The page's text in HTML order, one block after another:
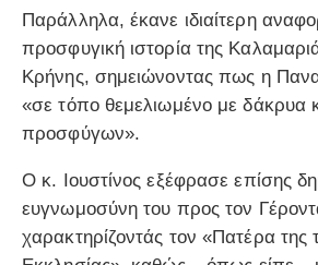
Παράλληλα, έκανε ιδιαίτερη
προσφυγική ιστορία της
Κρήνης, σημειώνοντας πως η
«σε τόπο θεμελιωμένο με δάκρυα
προσφύγων».
Ο κ. Ιουστίνος εξέφρασε επίσης
ευγνωμοσύνη του προς τον
χαρακτηρίζοντάς τον «Πατέρα της